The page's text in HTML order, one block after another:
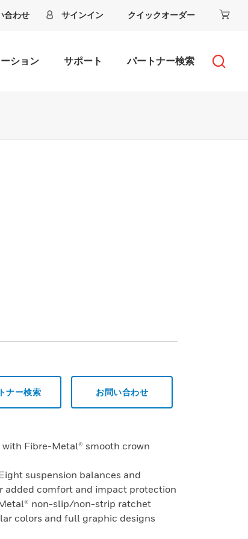
合わせ サインイン クイックオーダー
ション サポート パートナー検索
ナー検索 お問い合わせ
Fibre-Metal® smooth crown
suspension balances and
added comfort and impact protection
non-slip/non-strip ratchet
colors and full graphic designs